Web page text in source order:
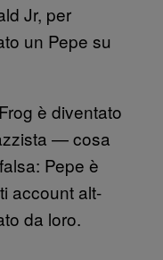
Jr, per
un Pepe su
è diventato
— cosa
Pepe è
account alt-
da loro.